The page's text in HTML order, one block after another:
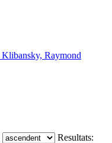
Klibansky, Raymond
Resultats: